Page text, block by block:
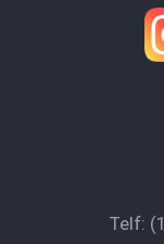
Telf: